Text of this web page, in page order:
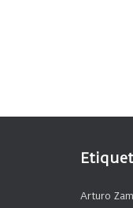
Arturo